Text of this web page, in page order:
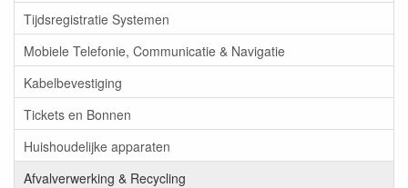
Tijdsregistratie Systemen
Mobiele Telefonie, Communicatie & Navigatie
Kabelbevestiging
Tickets en Bonnen
Huishoudelijke apparaten
Afvalverwerking & Recycling